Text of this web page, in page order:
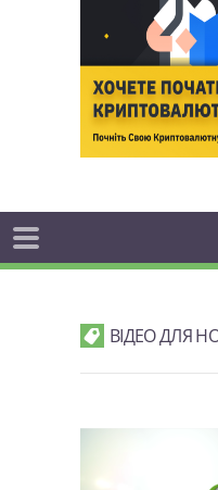
ВІДЕО ДЛЯ